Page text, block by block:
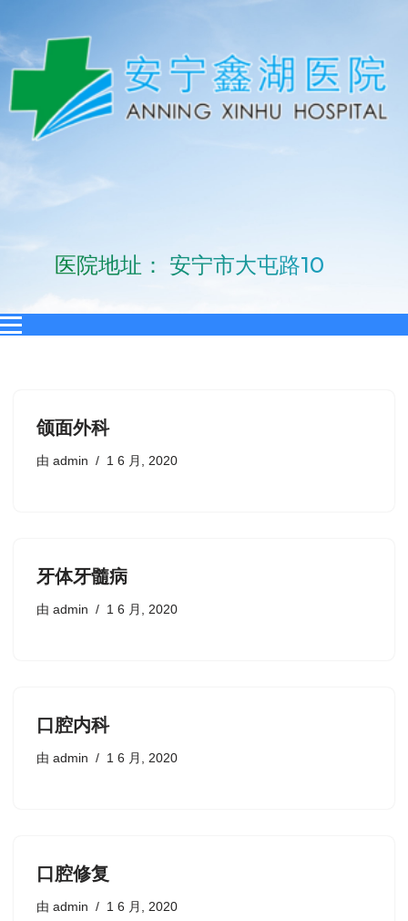
医院地址： 安宁市大屯路10号
颌面外科
由 admin 1 6 月, 2020
牙体牙髓病
由 admin 1 6 月, 2020
口腔内科
由 admin 1 6 月, 2020
口腔修复
由 admin 1 6 月, 2020